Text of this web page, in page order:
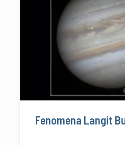
Fenomena Langit